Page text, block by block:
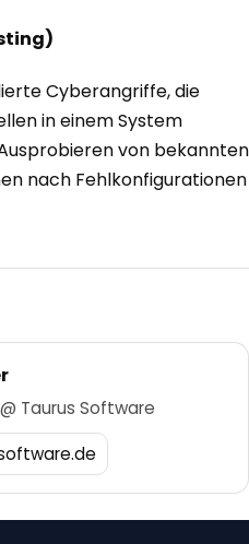
Cyberangriffe, die
in einem System
von bekannten
nach Fehlkonfigurationen
Taurus Software